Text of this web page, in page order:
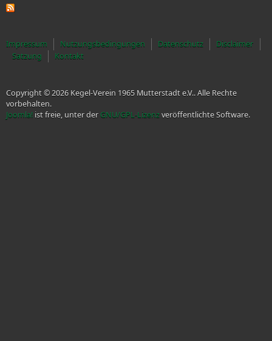
Impressum Nutzungsbedingungen Datenschutz
Disclaimer
Satzung
Kontakt
Copyright © 2026 Kegel-Verein 1965 Mutterstadt e.V.. Alle Rechte
vorbehalten.
Joomla! ist freie, unter der GNU/GPL-Lizenzveröffentlichte Software.